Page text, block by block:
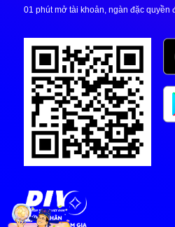
01 phút mở tài khoản, ngàn đặc quyền